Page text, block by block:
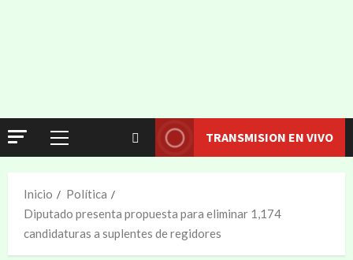
TRANSMISION EN VIVO
Inicio
Política
Diputado presenta propuesta para eliminar 1,174
candidaturas a suplentes de regidores